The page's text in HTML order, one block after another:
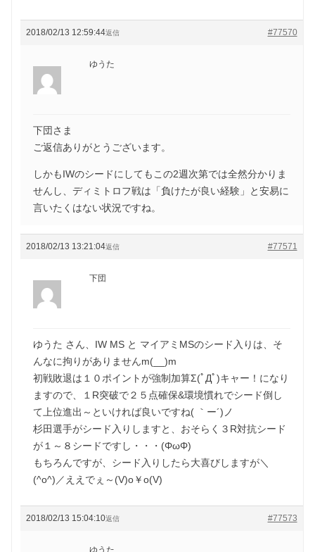
2018/02/13 12:59:44 #77570
返信
ゆうた
下団さま
ご返信ありがとうございます。
しかもIWのシードにしてもこの2週次第では全然分かりま
せんし、ディミトロフ戦は「負けたが良い経験」と安易に
言いたくはない状況ですね。
2018/02/13 13:21:04 #77571
返信
下団
ゆうた さん、IW MS と マイアミMSのシード入りは、そ
んなに拘りがありませんm(__)m
初戦敗退は１０ポイントが強制加算Σ(ﾟДﾟ)キャー！になり
ますので、１R突破で２５点確保&環境慣れでシード倒し
て上位進出～といければ良いですね( ｀ー´)ノ
杉田選手がシード入りしますと、おそらく３R対抗シード
が１～８シードですし・・・(ΦωΦ)
もちろんですが、シード入りしたら大喜びしますが＼
(^o^)／ええでぇ～(V)o￥o(V)
2018/02/13 15:04:10 #77573
返信
ゆうた